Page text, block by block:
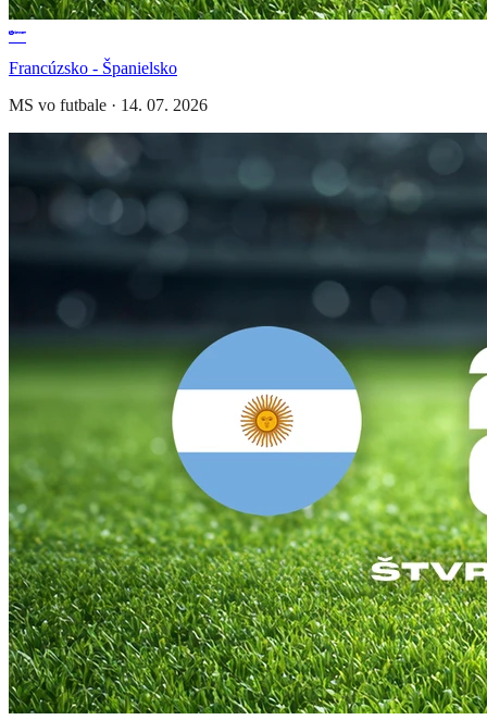
Francúzsko - Španielsko
MS vo futbale · 14. 07. 2026